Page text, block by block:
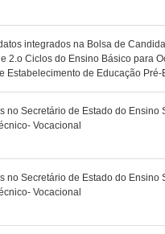
integrados na Bolsa de
2.o Ciclos do Ensino Básico para
Estabelecimento de Educação
no Secretário de Estado do Ensino
Vocacional
no Secretário de Estado do Ensino
Vocacional